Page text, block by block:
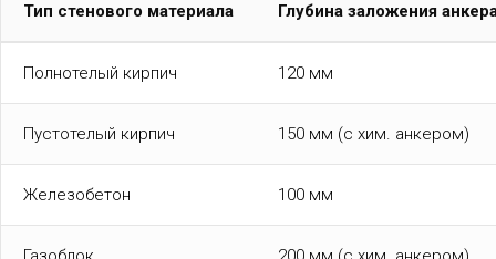
Тип стенового материала Глубина заложения
Полнотелый кирпич 120 мм
Пустотелый кирпич 150 мм (с хим. анкером)
Железобетон 100 мм